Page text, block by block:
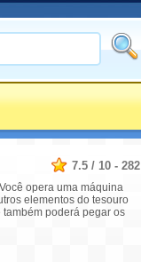
7.5 / 10 - 282
opera uma máquina
elementos do tesouro
também poderá pegar os